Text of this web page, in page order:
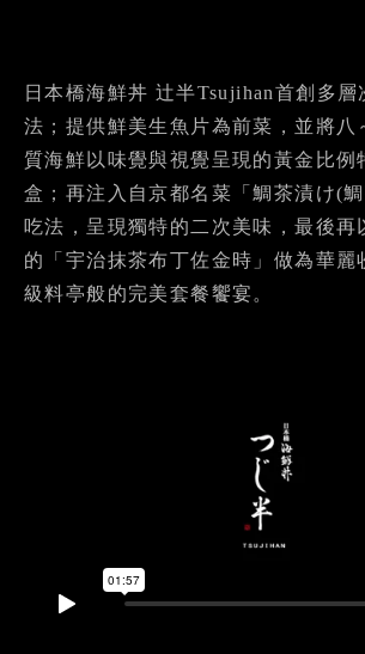
日本橋海鮮丼 辻半Tsujihan首創多層
法；提供鮮美生魚片為前菜，並將八
質海鮮以味覺與視覺呈現的黃金比例
盒；再注入自京都名菜「鯛茶漬け(
吃法，呈現獨特的二次美味，最後再
的「宇治抹茶布丁佐金時」做為華麗
級料亭般的完美套餐饗宴。